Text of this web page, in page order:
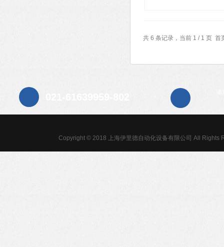
共 6 条记录，当前 1 / 1 页
Copyright © 2018 上海伊里德自动化设备有限公司 All Rights